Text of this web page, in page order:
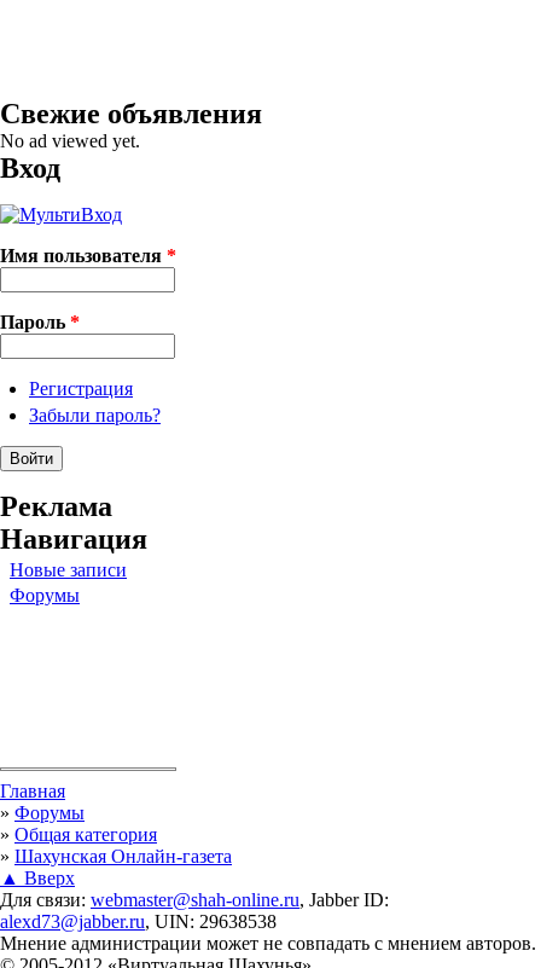
Свежие объявления
No ad viewed yet.
Вход
Имя пользователя *
Пароль *
Регистрация
Забыли пароль?
Реклама
Навигация
Новые записи
Форумы
Вы здесь
Главная
» Форумы
» Общая категория
» Шахунская Онлайн-газета
▲ Вверх
Для связи: webmaster@shah-online.ru, Jabber ID:
alexd73@jabber.ru, UIN: 29638538
Мнение администрации может не совпадать с мнением авторов.